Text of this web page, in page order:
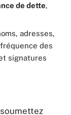
de dette,
adresses,
des
signatures